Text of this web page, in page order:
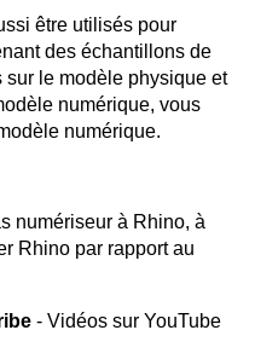
être utilisés pour
des échantillons de
le modèle physique et
numérique, vous
numérique.
numériseur à Rhino, à
Rhino par rapport au
- Vidéos sur YouTube